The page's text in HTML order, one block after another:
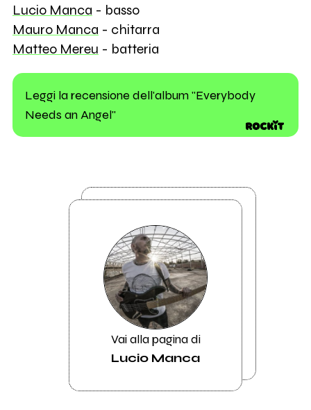
Lucio Manca - basso
Mauro Manca - chitarra
Matteo Mereu - batteria
Leggi la recensione dell'album "Everybody
Needs an Angel"
Vai alla pagina di
Lucio Manca